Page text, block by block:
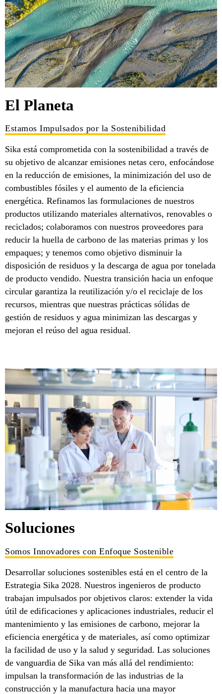
El Planeta
Estamos Impulsados por la Sostenibilidad
Sika está comprometida con la sostenibilidad a través de
su objetivo de alcanzar emisiones netas cero, enfocándose
en la reducción de emisiones, la minimización del uso de
combustibles fósiles y el aumento de la eficiencia
energética. Refinamos las formulaciones de nuestros
productos utilizando materiales alternativos, renovables o
reciclados; colaboramos con nuestros proveedores para
reducir la huella de carbono de las materias primas y los
empaques; y tenemos como objetivo disminuir la
disposición de residuos y la descarga de agua por tonelada
de producto vendido. Nuestra transición hacia un enfoque
circular garantiza la reutilización y/o el reciclaje de los
recursos, mientras que nuestras prácticas sólidas de
gestión de residuos y agua minimizan las descargas y
mejoran el reúso del agua residual.
Soluciones
Somos Innovadores con Enfoque Sostenible
Desarrollar soluciones sostenibles está en el centro de la
Estrategia Sika 2028. Nuestros ingenieros de producto
trabajan impulsados por objetivos claros: extender la vida
útil de edificaciones y aplicaciones industriales, reducir el
mantenimiento y las emisiones de carbono, mejorar la
eficiencia energética y de materiales, así como optimizar
la facilidad de uso y la salud y seguridad. Las soluciones
de vanguardia de Sika van más allá del rendimiento:
impulsan la transformación de las industrias de la
construcción y la manufactura hacia una mayor